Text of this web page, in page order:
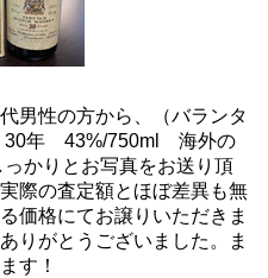
男性の方から、（バランタ
年 43%/750ml 海外の
かりとお写真をお送り頂
際の査定額とほぼ差異も無
価格にてお譲りいただきま
りがとうございました。ま
す！